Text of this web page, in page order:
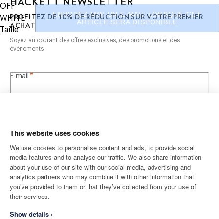
This website uses cookies
We use cookies to personalise content and ads, to provide social
media features and to analyse our traffic. We also share information
about your use of our site with our social media, advertising and
analytics partners who may combine it with other information that
you’ve provided to them or that they’ve collected from your use of
their services.
Show details ›
Ne pas laver
Pas de blanchiment
Ne pas sécher en tambour
Ne pas repasser
OFF
WHITE
Taille
ENVOYEZ-MOI UN E-MAIL LORSQUE CET
ARTICLE SERA DISPONIBLE
PROFITEZ DE10% DE RÉDUCTION SUR VOTRE PREMIER
ACHAT
Soyez au courant des offres exclusives, des promotions et des
évènements.
E-mail *
ADRESSE POSTALE
France Modifier
LANGUE
CONTACTEZ-NOUS